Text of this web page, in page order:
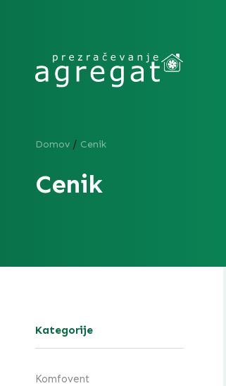
Domov / Cenik
Cenik
Kategorije
Komfovent